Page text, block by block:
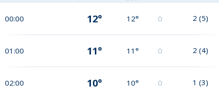
00:00 12° 12° 0 2 (5)
01:00 11° 11° 0 2 (4)
02:00 10° 10° 0 1 (3)